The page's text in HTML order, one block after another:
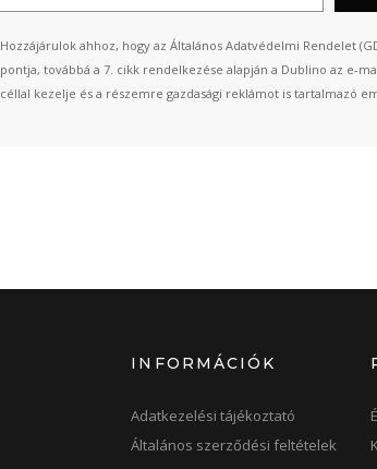
Hozzájárulok ahhoz, hogy az Általános Adatvédelmi Rendelet
pontja, továbbá a 7. cikk rendelkezése alapján a Dublino az e-
céllal kezelje és a részemre gazdasági reklámot is tartalmazó
INFORMÁCIÓK
Adatkezelési tájékoztató
Általános szerződési feltételek